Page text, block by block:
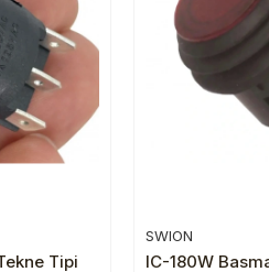
Tipi
SWION
IC-180W